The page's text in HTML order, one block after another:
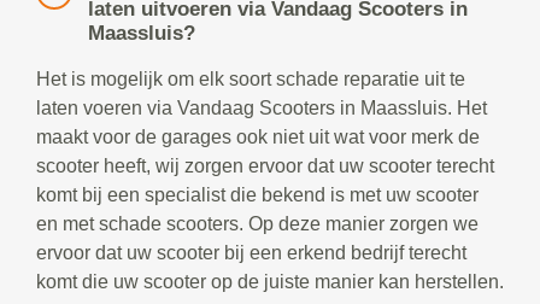
laten uitvoeren via Vandaag Scooters in
Maassluis?
Het is mogelijk om elk soort schade reparatie uit te
laten voeren via Vandaag Scooters in Maassluis. Het
maakt voor de garages ook niet uit wat voor merk de
scooter heeft, wij zorgen ervoor dat uw scooter terecht
komt bij een specialist die bekend is met uw scooter
en met schade scooters. Op deze manier zorgen we
ervoor dat uw scooter bij een erkend bedrijf terecht
komt die uw scooter op de juiste manier kan herstellen.